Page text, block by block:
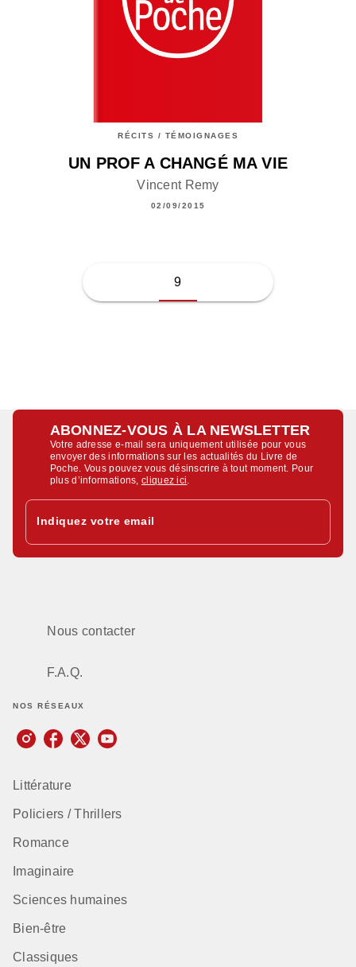
RÉCITS / TÉMOIGNAGES
UN PROF A CHANGÉ MA VIE
Vincent Remy
02/09/2015
9
ABONNEZ-VOUS À LA NEWSLETTER
Votre adresse e-mail sera uniquement utilisée pour vous
envoyer des informations sur les actualités du Livre de
Poche. Vous pouvez vous désinscrire à tout moment. Pour
plus d’informations,cliquez ici
Indiquez votre email
Nous contacter
F.A.Q.
NOS RÉSEAUX
Littérature
Policiers / Thrillers
Romance
Imaginaire
Sciences humaines
Bien-être
Classiques